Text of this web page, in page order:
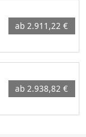
ab 2.911,22 €
ab 2.938,82 €